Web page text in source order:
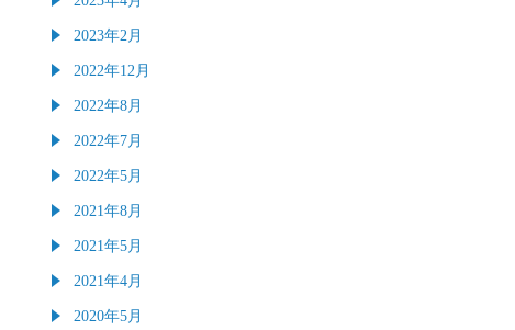
2023年2月
2022年12月
2022年8月
2022年7月
2022年5月
2021年8月
2021年5月
2021年4月
2020年5月